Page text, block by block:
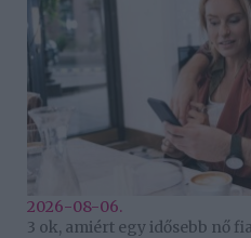
2026-08-06.
3 ok, amiért egy idősebb nő